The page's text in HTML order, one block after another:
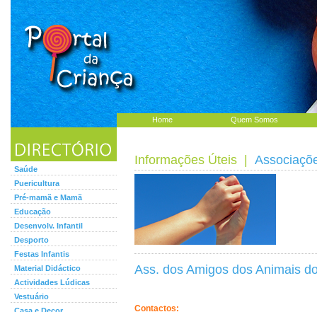
Home Quem Somos
Saúde
Puericultura
Pré-mamã e Mamã
Educação
Desenvolv. Infantil
Desporto
Festas Infantis
Material Didáctico
Actividades Lúdicas
Vestuário
Informações Úteis
Ass. dos Amigos dos Animais
Contactos: